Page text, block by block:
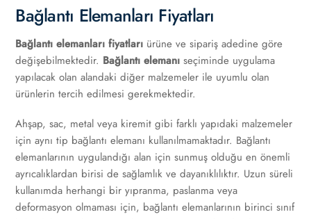
Bağlantı Elemanları Fiyatları
Bağlantı elemanları fiyatları ürüne ve sipariş adedine göre
değişebilmektedir. Bağlantı elemanı seçiminde uygulama
yapılacak olan alandaki diğer malzemeler ile uyumlu olan
ürünlerin tercih edilmesi gerekmektedir.
Ahşap, sac, metal veya kiremit gibi farklı yapıdaki malzemeler
için aynı tip bağlantı elemanı kullanılmamaktadır. Bağlantı
elemanlarının uygulandığı alan için sunmuş olduğu en önemli
ayrıcalıklardan birisi de sağlamlık ve dayanıklılıktır. Uzun süreli
kullanımda herhangi bir yıpranma, paslanma veya
deformasyon olmaması için, bağlantı elemanlarının birinci sınıf